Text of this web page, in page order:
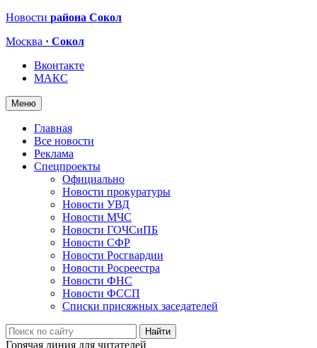
Новости района Сокол
Москва · Сокол
Вконтакте
МАКС
Меню
Главная
Все новости
Реклама
Спецпроекты
Официально
Новости прокуратуры
Новости УВД
Новости МЧС
Новости ГОЧСиПБ
Новости СФР
Новости Росгвардии
Новости Росреестра
Новости ФНС
Новости ФССП
Списки присяжных заседателей
Горячая линия для читателей